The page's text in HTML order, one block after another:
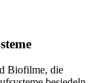
Biofilme, die